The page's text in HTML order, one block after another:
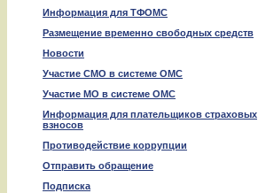
Информация для ТФОМС
Размещение временно свободных средств
Новости
Участие СМО в системе ОМС
Участие МО в системе ОМС
Информация для плательщиков страховых
взносов
Противодействие коррупции
Отправить обращение
Подписка